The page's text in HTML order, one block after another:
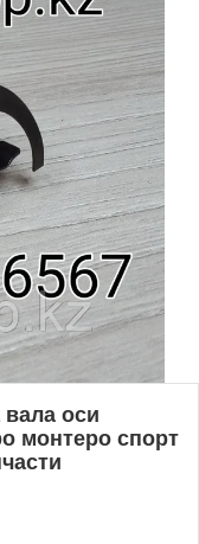
оси
монтеро спорт